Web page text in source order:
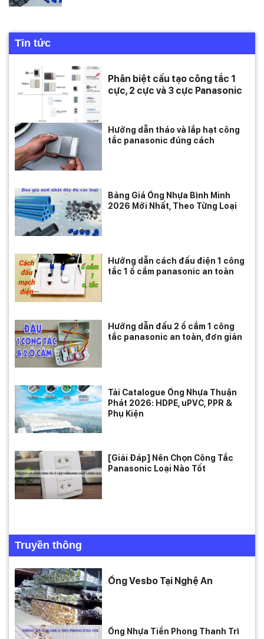
Tin tức
Phân biệt cấu tạo công tắc 1
cực, 2 cực và 3 cực Panasonic
Hướng dẫn tháo và lắp hạt công
tắc panasonic đúng cách
Bảng Giá Ống Nhựa Bình Minh
2026 Mới Nhất, Theo Từng Loại
Hướng dẫn cách đấu điện 1 công
tắc 1 ổ cắm panasonic an toàn
Hướng dẫn đấu 2 ổ cắm 1 công
tắc panasonic an toàn, đơn giản
Tải Catalogue Ống Nhựa Thuận
Phát 2026: HDPE, uPVC, PPR &
Phụ Kiện
[Giải Đáp] Nên Chọn Công Tắc
Panasonic Loại Nào Tốt
Truyền thông
Ống Vesbo Tại Nghệ An
Ống Nhựa Tiền Phong Thanh Trì